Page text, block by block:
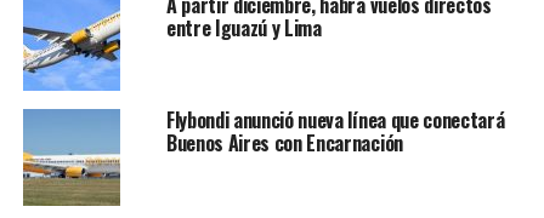
entre Iguazú y Lima
Flybondi anunció nueva línea que conectará
Buenos Aires con Encarnación